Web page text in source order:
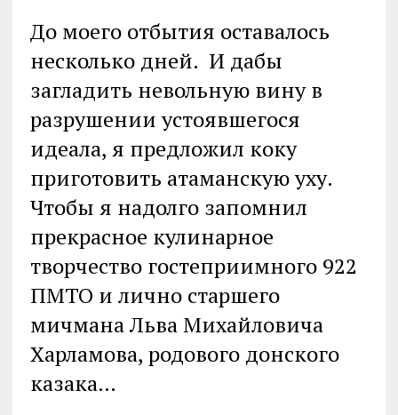
До моего отбытия оставалось
несколько дней. И дабы
загладить невольную вину в
разрушении устоявшегося
идеала, я предложил коку
приготовить атаманскую уху.
Чтобы я надолго запомнил
прекрасное кулинарное
творчество гостеприимного 922
ПМТО и лично старшего
мичмана Льва Михайловича
Харламова, родового донского
казака…